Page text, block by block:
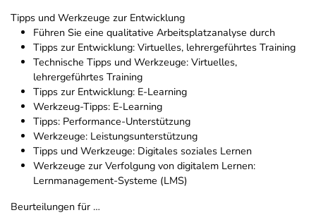
Tipps und Werkzeuge zur Entwicklung
Führen Sie eine qualitative Arbeitsplatzanalyse durch
Tipps zur Entwicklung: Virtuelles, lehrergeführtes Training
Technische Tipps und Werkzeuge: Virtuelles,
lehrergeführtes Training
Tipps zur Entwicklung: E-Learning
Werkzeug-Tipps: E-Learning
Tipps: Performance-Unterstützung
Werkzeuge: Leistungsunterstützung
Tipps und Werkzeuge: Digitales soziales Lernen
Werkzeuge zur Verfolgung von digitalem Lernen:
Lernmanagement-Systeme (LMS)
Beurteilungen für …